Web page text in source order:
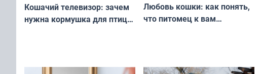
Кошачий телевизор: зачем
нужна кормушка для птиц
Любовь кошки: как понять,
что питомец к вам